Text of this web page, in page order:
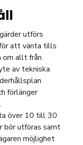
utförs
att vänta tills
om allt från
av tekniska
förlänger
över 10 till 30
bör utföras samt
möjlighet